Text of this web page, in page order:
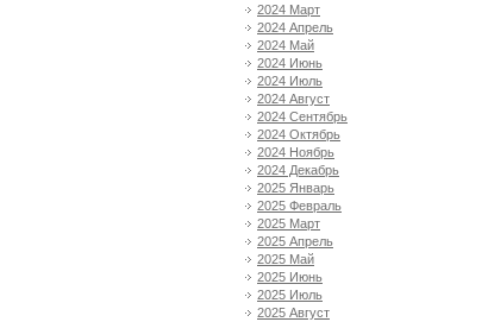
2024 Март
2024 Апрель
2024 Май
2024 Июнь
2024 Июль
2024 Август
2024 Сентябрь
2024 Октябрь
2024 Ноябрь
2024 Декабрь
2025 Январь
2025 Февраль
2025 Март
2025 Апрель
2025 Май
2025 Июнь
2025 Июль
2025 Август